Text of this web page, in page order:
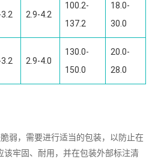
2.9-4.2
100.2-
137.2
18.0-
30.0
2.9-4.0
130.0-
150.0
20.0-
28.0
弱，需要进行适当的包装，以防止在
该牢固、耐用，并在包装外部标注清